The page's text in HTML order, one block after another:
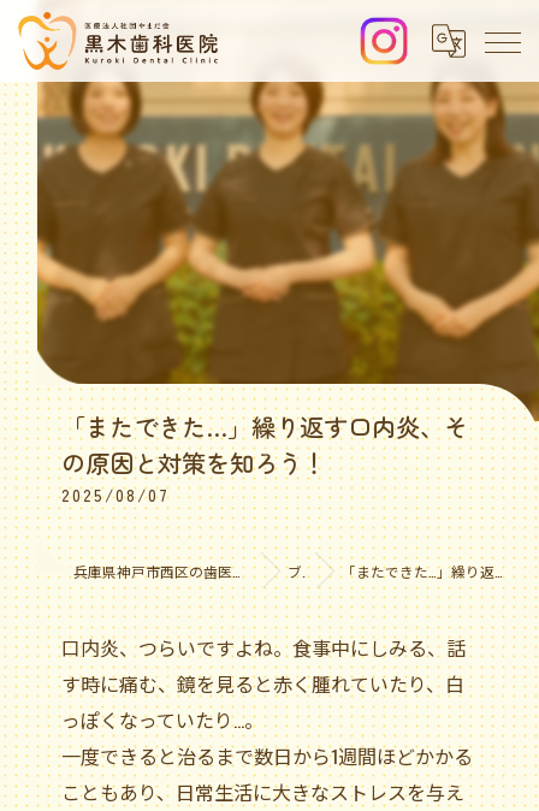
兵庫県神戸市西区の歯医者なら医療法人社団やまだ会 黒木歯科医院 ブログ 「またできた…」繰り返す口内炎、その原因と対策を知ろう！
「またできた…」繰り返す口内炎、そ
の原因と対策を知ろう！
2025/08/07
口内炎、つらいですよね。食事中にしみる、話
す時に痛む、鏡を見ると赤く腫れていたり、白
っぽくなっていたり…。
一度できると治るまで数日から1週間ほどかかる
こともあり、日常生活に大きなストレスを与え